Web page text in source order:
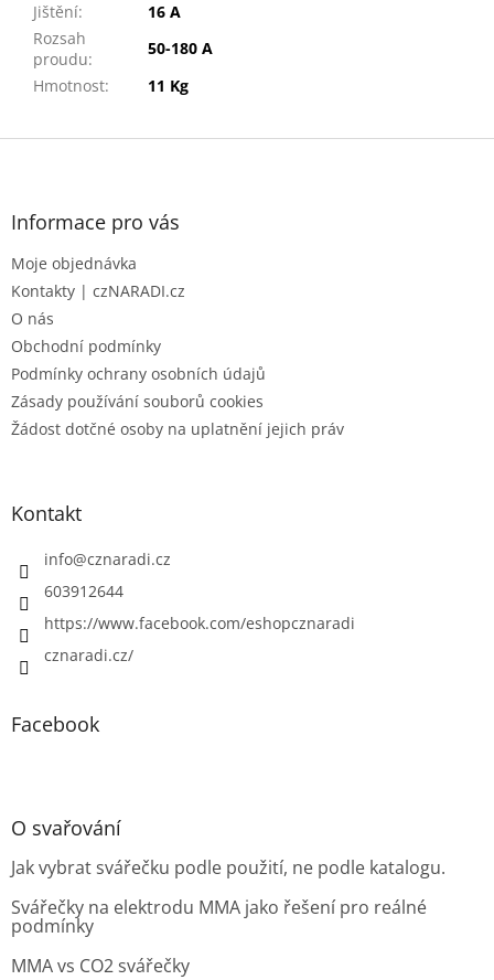
Jištění:
16 A
Rozsah
proudu:
50-180 A
Hmotnost: 11 Kg
Z
Informace pro vás
Moje objednávka
Kontakty | czNARADI.cz
O nás
Obchodní podmínky
Podmínky ochrany osobních údajů
Zásady používání souborů cookies
Žádost dotčné osoby na uplatnění jejich práv
Kontakt
info@cznaradi.cz
603912644
https://www.facebook.com/eshopcznaradi
cznaradi.cz/
Facebook
O svařování
Jak vybrat svářečku podle použití, ne podle katalogu.
Svářečky na elektrodu MMA jako řešení pro reálné
podmínky
MMA vs CO2 svářečky